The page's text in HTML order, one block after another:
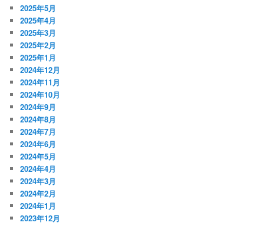
2025年5月
2025年4月
2025年3月
2025年2月
2025年1月
2024年12月
2024年11月
2024年10月
2024年9月
2024年8月
2024年7月
2024年6月
2024年5月
2024年4月
2024年3月
2024年2月
2024年1月
2023年12月